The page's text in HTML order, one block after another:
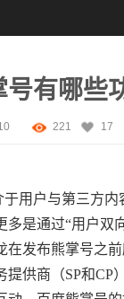
号有哪些
221 17
户与第三方内
多是通过“用户双
在发布熊掌号之
提供商（SP和